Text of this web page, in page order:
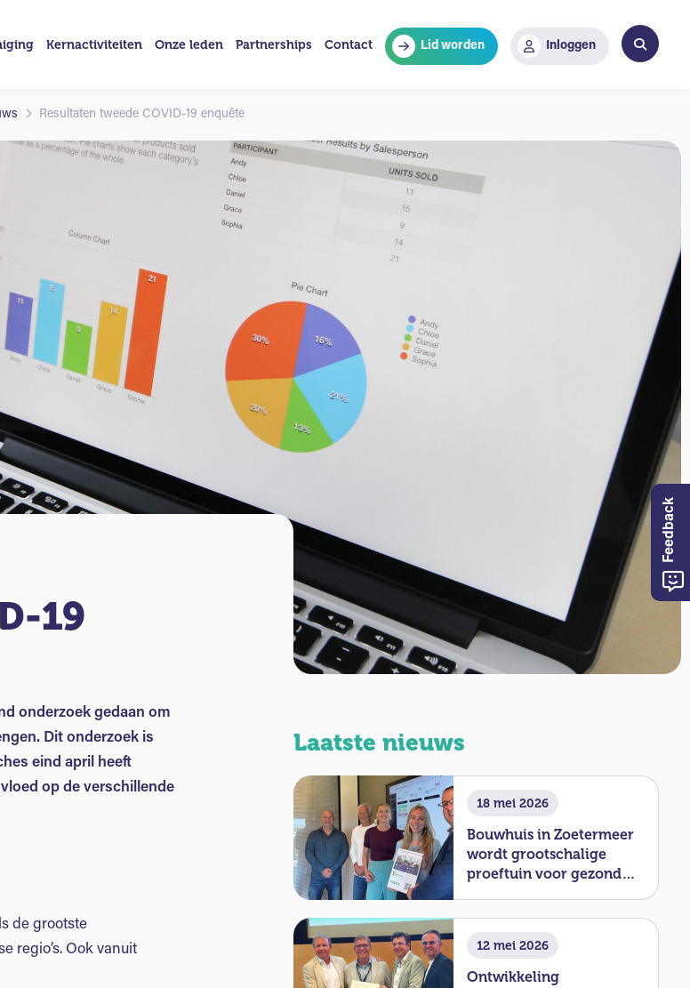
Kernactiviteiten Onze leden Partnerships Contact Lid worden Inloggen
Resultaten tweede COVID-19 enquête
19
onderzoek gedaan om
Dit onderzoek is
eind april heeft
op de verschillende
de grootste
regio’s. Ook vanuit
Laatste nieuws
18 mei 2026
Bouwhuis in Zoetermeer
wordt grootschalige
proeftuin voor gezond
12 mei 2026
Ontwikkeling
Feedback